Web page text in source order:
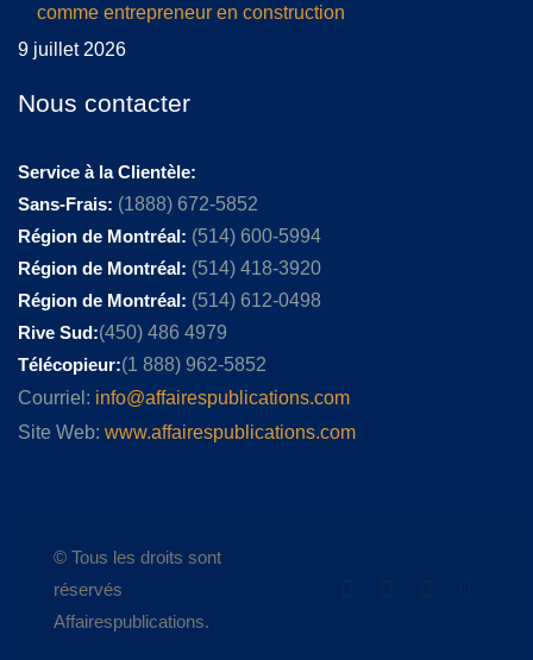
comme entrepreneur en construction
9 juillet 2026
Nous contacter
Service à la Clientèle:
Sans-Frais: (1888) 672-5852
Région de Montréal: (514) 600-5994
Région de Montréal: (514) 418-3920
Région de Montréal: (514) 612-0498
Rive Sud:(450) 486 4979
Télécopieur:(1 888) 962-5852
Courriel: info@affairespublications.com
Site Web: www.affairespublications.com
© Tous les droits sont
réservés
Affairespublications.